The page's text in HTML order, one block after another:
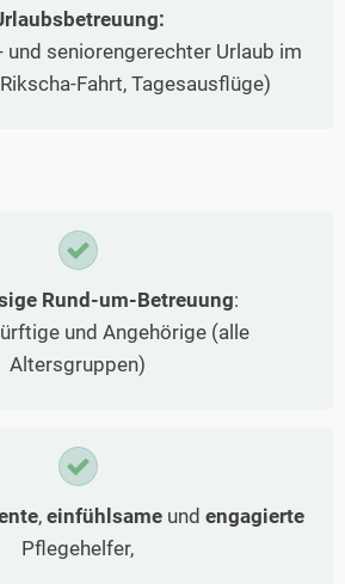
und seniorengerechter Urlaub im
Fahrt, Tagesausflüge)
Rund-um-Betreuung:
und Angehörige (alle
Altersgruppen)
, einfühlsameund engagierte
Pflegehelfer,